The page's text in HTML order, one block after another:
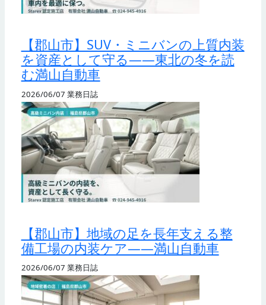
【郡山市】SUV・ミニバンの上質内装
を資産として守る——東北の冬を読
む満山自動車
2026/06/07 業務日誌
【郡山市】地域の足を長年支える整
備工場の内装ケア——満山自動車
2026/06/07 業務日誌